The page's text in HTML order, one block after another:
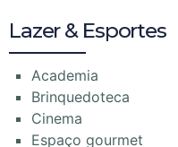
Lazer & Esportes
Academia
Brinquedoteca
Cinema
Espaço gourmet